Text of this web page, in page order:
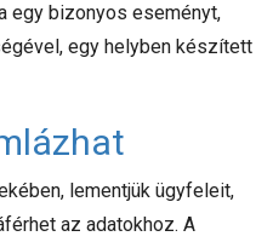
egy bizonyos eseményt,
egy helyben készített
lementjük ügyfeleit,
az adatokhoz. A